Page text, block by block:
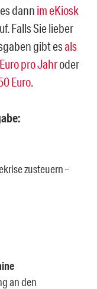
dann im eKiosk
Falls Sie lieber
gibt esals
pro Jahroder
Euro.
zusteuern –
an den